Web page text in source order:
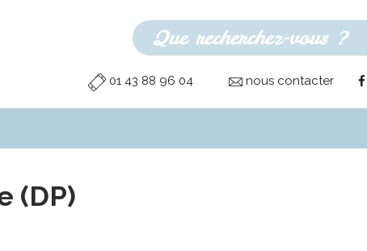
01 43 88 96 04 nous contacter
(DP)